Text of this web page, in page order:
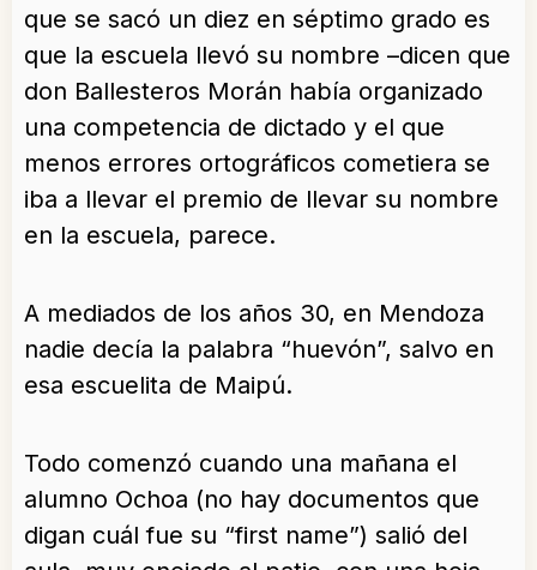
que se sacó un diez en séptimo grado es
que la escuela llevó su nombre –dicen que
don Ballesteros Morán había organizado
una competencia de dictado y el que
menos errores ortográficos cometiera se
iba a llevar el premio de llevar su nombre
en la escuela, parece.
A mediados de los años 30, en Mendoza
nadie decía la palabra “huevón”, salvo en
esa escuelita de Maipú.
Todo comenzó cuando una mañana el
alumno Ochoa (no hay documentos que
digan cuál fue su “first name”) salió del